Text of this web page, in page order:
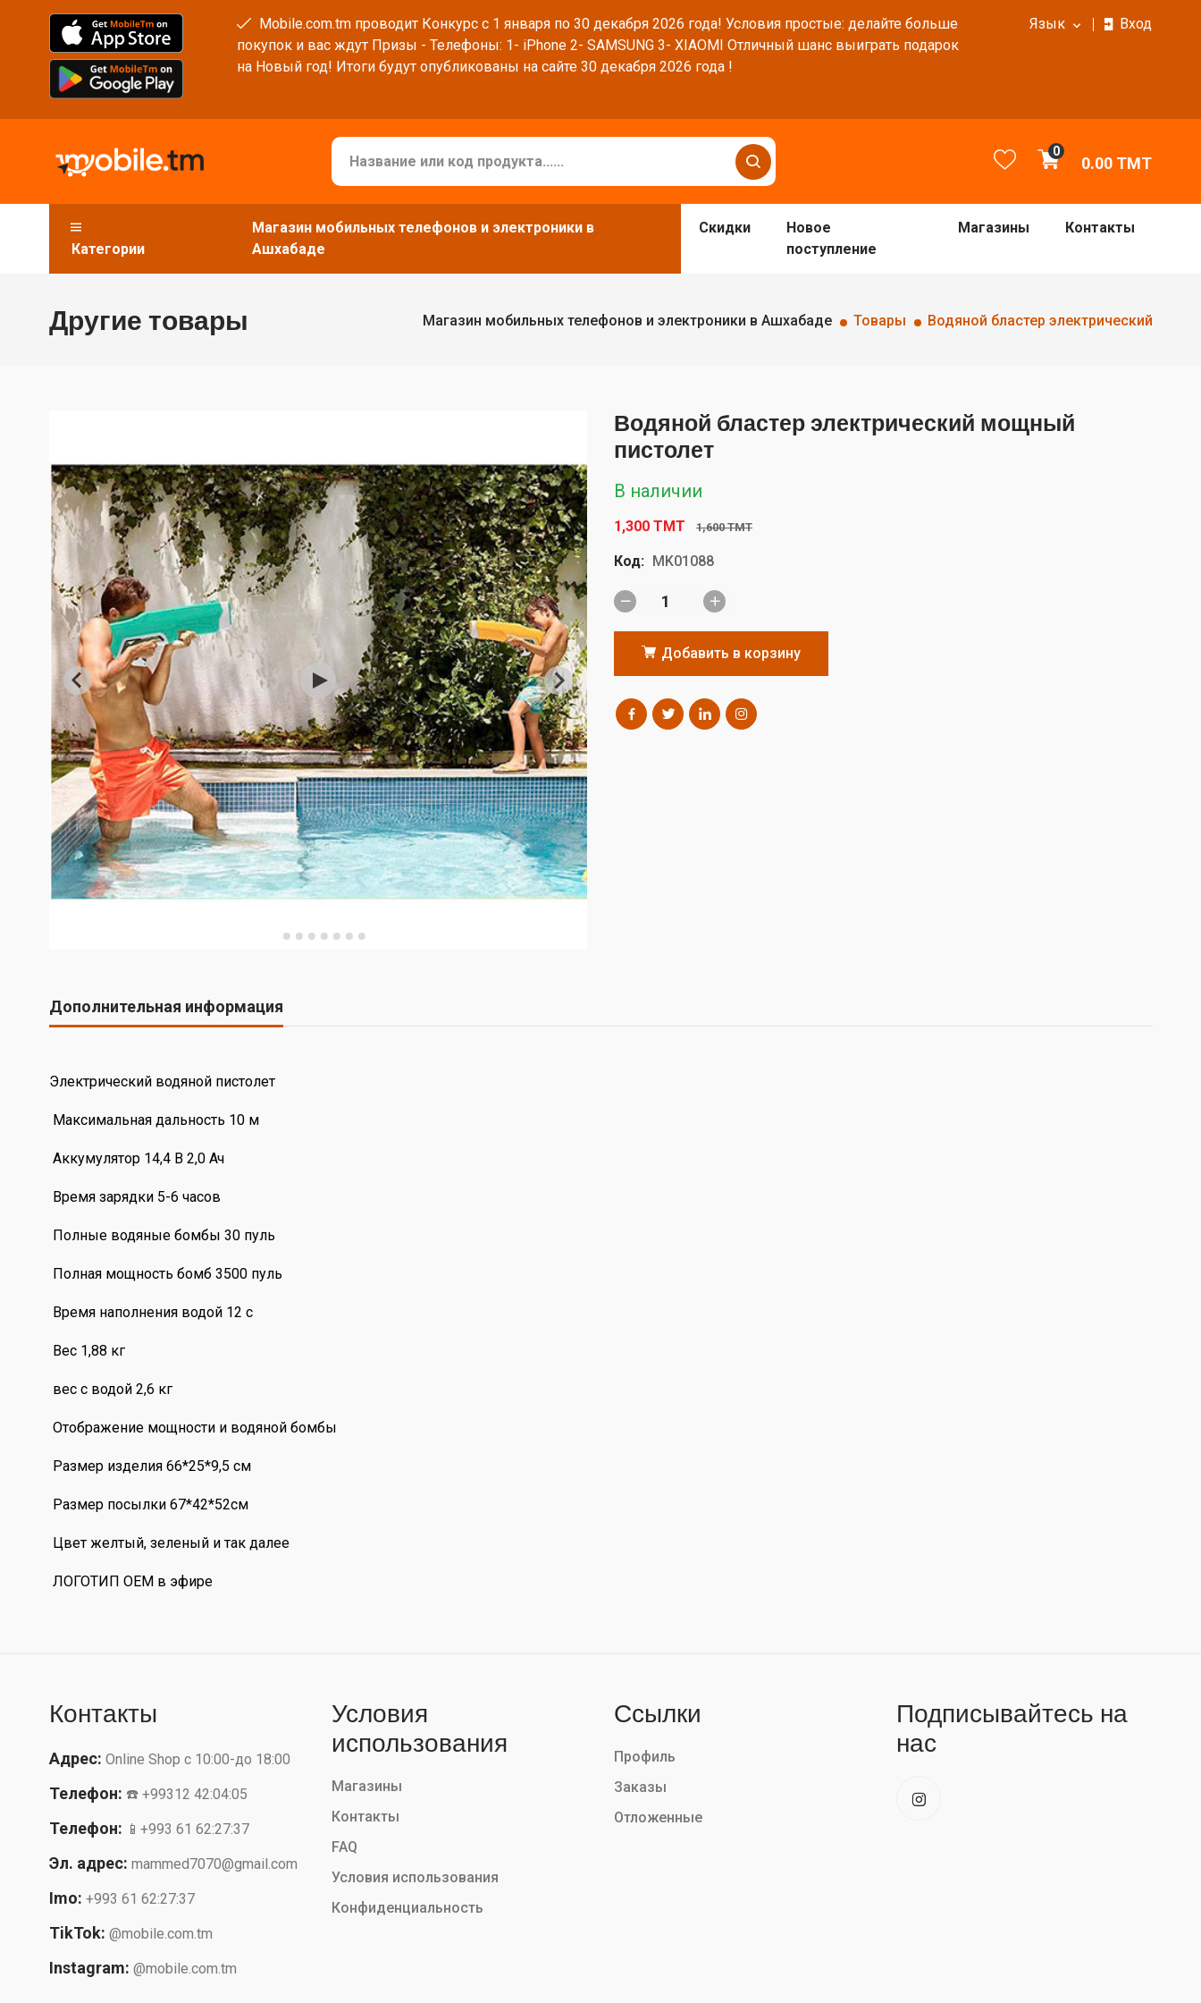
Mobile.com.tm проводит Конкурс с 1 января по 30 декабря 2026 года! Условия простые: делайте больше
покупок и вас ждут Призы - Телефоны: 1- iPhone 2- SAMSUNG 3- XIAOMI Отличный шанс выиграть подарок
на Новый год! Итоги будут опубликованы на сайте 30 декабря 2026 года !
Язык Вход
0
0.00 TMT
Категории
Магазин мобильных телефонов и электроники в
Ашхабаде
Скидки
Новое
поступление
Магазины Контакты
Другие товары Магазин мобильных телефонов и электроники в Ашхабаде Товары Водяной бластер электрический
Водяной бластер электрический мощный
пистолет
В наличии
1,300 TMT 1,600 TMT
Код: MK01088
Добавить в корзину
Дополнительная информация
Электрический водяной пистолет
Максимальная дальность 10 м
Аккумулятор 14,4 В 2,0 Ач
Время зарядки 5-6 часов
Полные водяные бомбы 30 пуль
Полная мощность бомб 3500 пуль
Время наполнения водой 12 с
Вес 1,88 кг
вес с водой 2,6 кг
Отображение мощности и водяной бомбы
Размер изделия 66*25*9,5 см
Размер посылки 67*42*52см
Цвет желтый, зеленый и так далее
ЛОГОТИП OEM в эфире
Контакты
Адрес: Online Shop с 10:00-до 18:00
Телефон: ☎️ +99312 42:04:05
Телефон: 📱+993 61 62:27:37
Эл. адрес: mammed7070@gmail.com
Imo: +993 61 62:27:37
TikTok: @mobile.com.tm
Instagram: @mobile.com.tm
Условия
использования
Магазины
Контакты
FAQ
Условия использования
Конфиденциальность
Ссылки
Профиль
Заказы
Отложенные
Подписывайтесь на
нас